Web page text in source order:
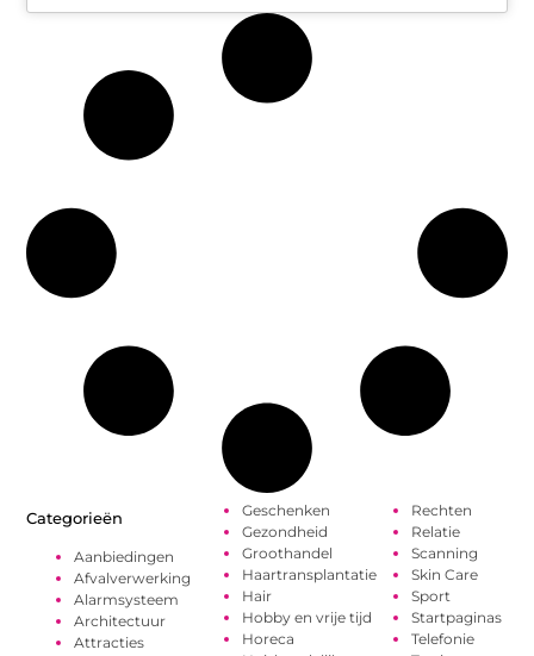
Categorieën
Aanbiedingen
Afvalverwerking
Alarmsysteem
Architectuur
Attracties
Geschenken
Gezondheid
Groothandel
Haartransplantatie
Hair
Hobby en vrije tijd
Horeca
Rechten
Relatie
Scanning
Skin Care
Sport
Startpaginas
Telefonie